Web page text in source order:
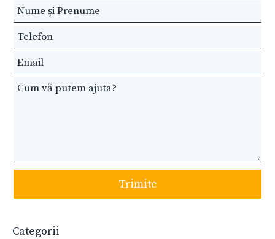
Leave
this
field
blank
Trimite
Categorii